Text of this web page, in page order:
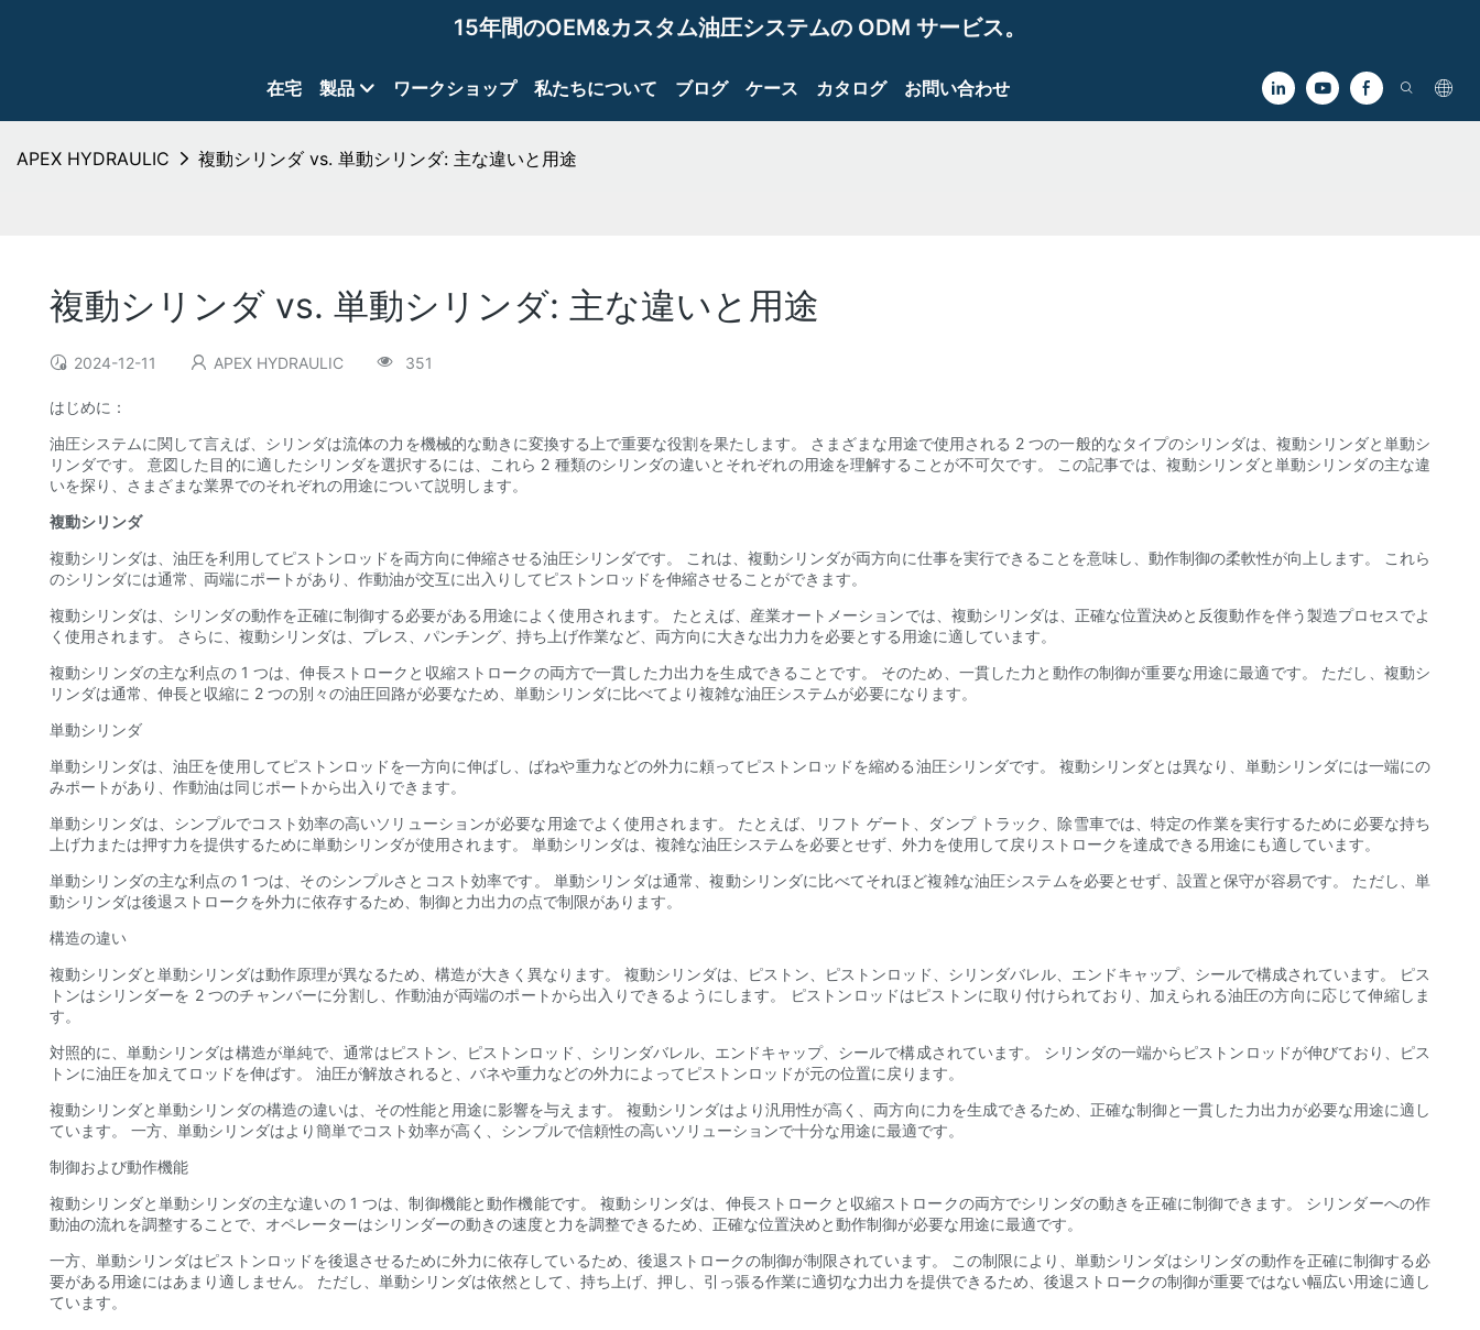
15年間のOEM&カスタム油圧システムの ODM サービス。
在宅 製品 ワークショップ 私たちについて ブログ ケース カタログ お問い合わせ
APEX HYDRAULIC 複動シリンダ vs. 単動シリンダ: 主な違いと用途
複動シリンダ vs. 単動シリンダ: 主な違いと用途
2024-12-11 APEX HYDRAULIC 351
はじめに：
油圧システムに関して言えば、シリンダは流体の力を機械的な動きに変換する上で重要な役割を果たします。 さまざまな用途で使用される 2 つの一般的なタイプのシリンダは、複動シリンダと単動シ
リンダです。 意図した目的に適したシリンダを選択するには、これら 2 種類のシリンダの違いとそれぞれの用途を理解することが不可欠です。 この記事では、複動シリンダと単動シリンダの主な違
いを探り、さまざまな業界でのそれぞれの用途について説明します。
複動シリンダ
複動シリンダは、油圧を利用してピストンロッドを両方向に伸縮させる油圧シリンダです。 これは、複動シリンダが両方向に仕事を実行できることを意味し、動作制御の柔軟性が向上します。 これら
のシリンダには通常、両端にポートがあり、作動油が交互に出入りしてピストンロッドを伸縮させることができます。
複動シリンダは、シリンダの動作を正確に制御する必要がある用途によく使用されます。 たとえば、産業オートメーションでは、複動シリンダは、正確な位置決めと反復動作を伴う製造プロセスでよ
く使用されます。 さらに、複動シリンダは、プレス、パンチング、持ち上げ作業など、両方向に大きな出力力を必要とする用途に適しています。
複動シリンダの主な利点の 1 つは、伸長ストロークと収縮ストロークの両方で一貫した力出力を生成できることです。 そのため、一貫した力と動作の制御が重要な用途に最適です。 ただし、複動シ
リンダは通常、伸長と収縮に 2 つの別々の油圧回路が必要なため、単動シリンダに比べてより複雑な油圧システムが必要になります。
単動シリンダ
単動シリンダは、油圧を使用してピストンロッドを一方向に伸ばし、ばねや重力などの外力に頼ってピストンロッドを縮める油圧シリンダです。 複動シリンダとは異なり、単動シリンダには一端にの
みポートがあり、作動油は同じポートから出入りできます。
単動シリンダは、シンプルでコスト効率の高いソリューションが必要な用途でよく使用されます。 たとえば、リフト ゲート、ダンプ トラック、除雪車では、特定の作業を実行するために必要な持ち
上げ力または押す力を提供するために単動シリンダが使用されます。 単動シリンダは、複雑な油圧システムを必要とせず、外力を使用して戻りストロークを達成できる用途にも適しています。
単動シリンダの主な利点の 1 つは、そのシンプルさとコスト効率です。 単動シリンダは通常、複動シリンダに比べてそれほど複雑な油圧システムを必要とせず、設置と保守が容易です。 ただし、単
動シリンダは後退ストロークを外力に依存するため、制御と力出力の点で制限があります。
構造の違い
複動シリンダと単動シリンダは動作原理が異なるため、構造が大きく異なります。 複動シリンダは、ピストン、ピストンロッド、シリンダバレル、エンドキャップ、シールで構成されています。 ピス
トンはシリンダーを 2 つのチャンバーに分割し、作動油が両端のポートから出入りできるようにします。 ピストンロッドはピストンに取り付けられており、加えられる油圧の方向に応じて伸縮しま
す。
対照的に、単動シリンダは構造が単純で、通常はピストン、ピストンロッド、シリンダバレル、エンドキャップ、シールで構成されています。 シリンダの一端からピストンロッドが伸びており、ピス
トンに油圧を加えてロッドを伸ばす。 油圧が解放されると、バネや重力などの外力によってピストンロッドが元の位置に戻ります。
複動シリンダと単動シリンダの構造の違いは、その性能と用途に影響を与えます。 複動シリンダはより汎用性が高く、両方向に力を生成できるため、正確な制御と一貫した力出力が必要な用途に適し
ています。 一方、単動シリンダはより簡単でコスト効率が高く、シンプルで信頼性の高いソリューションで十分な用途に最適です。
制御および動作機能
複動シリンダと単動シリンダの主な違いの 1 つは、制御機能と動作機能です。 複動シリンダは、伸長ストロークと収縮ストロークの両方でシリンダの動きを正確に制御できます。 シリンダーへの作
動油の流れを調整することで、オペレーターはシリンダーの動きの速度と力を調整できるため、正確な位置決めと動作制御が必要な用途に最適です。
一方、単動シリンダはピストンロッドを後退させるために外力に依存しているため、後退ストロークの制御が制限されています。 この制限により、単動シリンダはシリンダの動作を正確に制御する必
要がある用途にはあまり適しません。 ただし、単動シリンダは依然として、持ち上げ、押し、引っ張る作業に適切な力出力を提供できるため、後退ストロークの制御が重要ではない幅広い用途に適し
ています。